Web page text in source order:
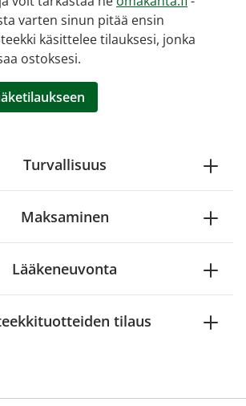
varten sinun pitää ensin
käsittelee tilauksesi, jonka
ostoksesi.
Turvallisuus
Maksaminen
Lääkeneuvonta
tilaus